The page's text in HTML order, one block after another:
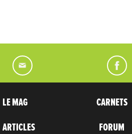
LE MAG
ARTICLES
CARNETS
FORUM